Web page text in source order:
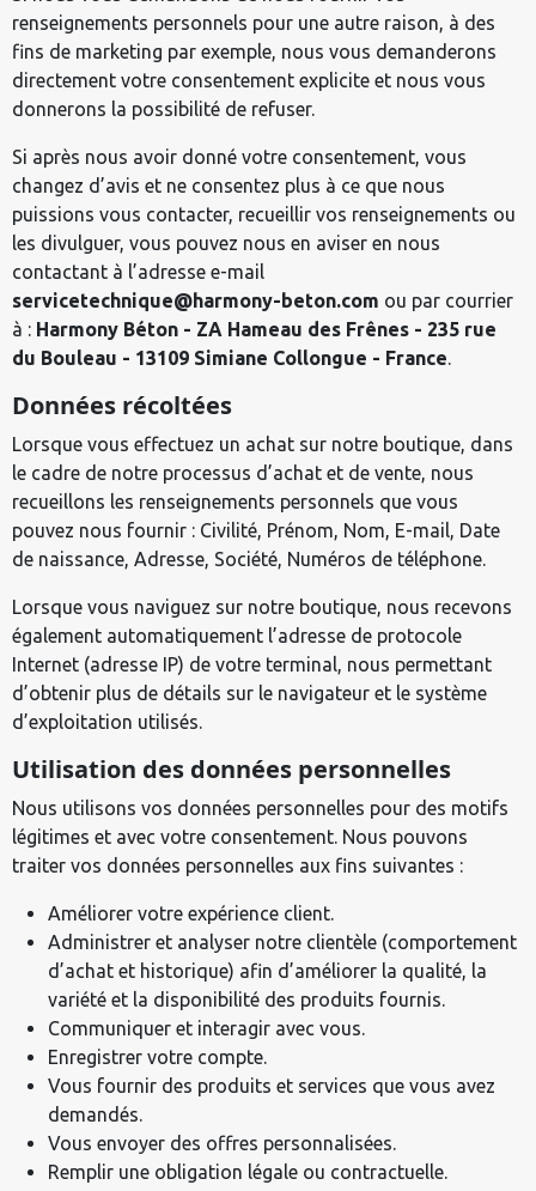
renseignements personnels pour une autre raison, à des
fins de marketing par exemple, nous vous demanderons
directement votre consentement explicite et nous vous
donnerons la possibilité de refuser.
Si après nous avoir donné votre consentement, vous
changez d’avis et ne consentez plus à ce que nous
puissions vous contacter, recueillir vos renseignements ou
les divulguer, vous pouvez nous en aviser en nous
contactant à l’adresse e-mail
servicetechnique@harmony-beton.com ou par courrier
à : Harmony Béton - ZA Hameau des Frênes - 235 rue
du Bouleau - 13109 Simiane Collongue - France
Données récoltées
Lorsque vous effectuez un achat sur notre boutique, dans
le cadre de notre processus d’achat et de vente, nous
recueillons les renseignements personnels que vous
pouvez nous fournir : Civilité, Prénom, Nom, E-mail, Date
de naissance, Adresse, Société, Numéros de téléphone.
Lorsque vous naviguez sur notre boutique, nous recevons
également automatiquement l’adresse de protocole
Internet (adresse IP) de votre terminal, nous permettant
d’obtenir plus de détails sur le navigateur et le système
d’exploitation utilisés.
Utilisation des données personnelles
Nous utilisons vos données personnelles pour des motifs
légitimes et avec votre consentement. Nous pouvons
traiter vos données personnelles aux fins suivantes :
Améliorer votre expérience client.
Administrer et analyser notre clientèle (comportement
d’achat et historique) afin d’améliorer la qualité, la
variété et la disponibilité des produits fournis.
Communiquer et interagir avec vous.
Enregistrer votre compte.
Vous fournir des produits et services que vous avez
demandés.
Vous envoyer des offres personnalisées.
Remplir une obligation légale ou contractuelle.